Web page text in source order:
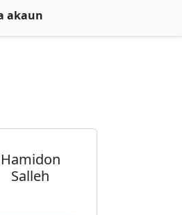
akaun
Hamidon
Salleh